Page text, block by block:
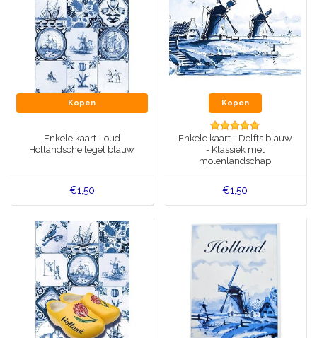
Kopen
Enkele kaart - oud
Hollandsche tegel blauw
€1,50
Kopen
Enkele kaart - Delfts blauw
- Klassiek met
molenlandschap
€1,50